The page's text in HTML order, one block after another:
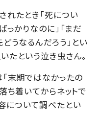
れたとき「死につい
っかりなのに」「まだ
うなるんだろう」とい
たという泣き虫さん。
末期ではなかったの
ち着いてからネットで
について調べたとい